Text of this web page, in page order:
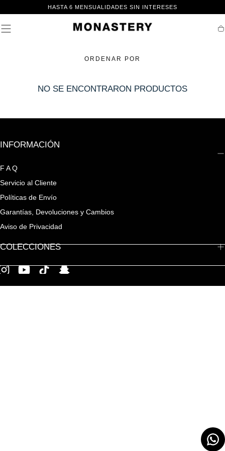
CONTENIDO
HASTA 6 MENSUALIDADES SIN INTERESES
ORDENAR POR
NO SE ENCONTRARON PRODUCTOS
INFORMACIÓN
F A Q
Servicio al Cliente
Políticas de Envío
Garantías, Devoluciones y Cambios
Aviso de Privacidad
COLECCIONES